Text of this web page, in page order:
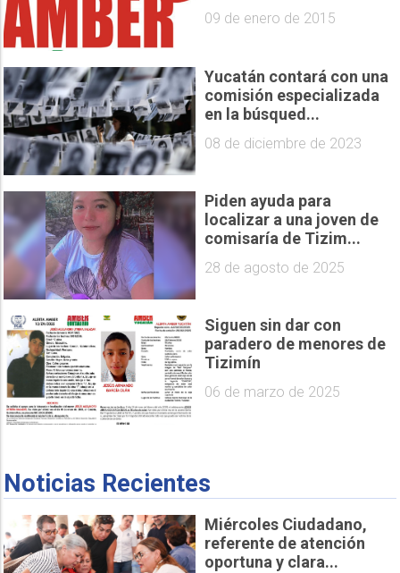
09 de enero de 2015
Yucatán contará con una
comisión especializada
en la búsqued...
08 de diciembre de 2023
Piden ayuda para
localizar a una joven de
comisaría de Tizim...
28 de agosto de 2025
Siguen sin dar con
paradero de menores de
Tizimín
06 de marzo de 2025
Noticias Recientes
Miércoles Ciudadano,
referente de atención
oportuna y clara...